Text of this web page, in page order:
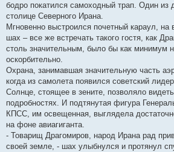
бодро покатился самоходный трап. Один
столице Северного Ирана.
Мгновенно выстроился почетный караул, на
шах – все же встречать такого гостя, как
столь значительным, было бы как минимум
оскорбительно.
Охрана, занимавшая значительную часть
когда из самолета появился советский
Солнце, стоящее в зените, позволяло
подробностях. И подтянутая фигура
КПСС, им освещенная, выглядела
на фоне авиагиганта.
- Товарищ Драгомиров, народ Ирана рад
своей земле, - шах улыбнулся и протянул